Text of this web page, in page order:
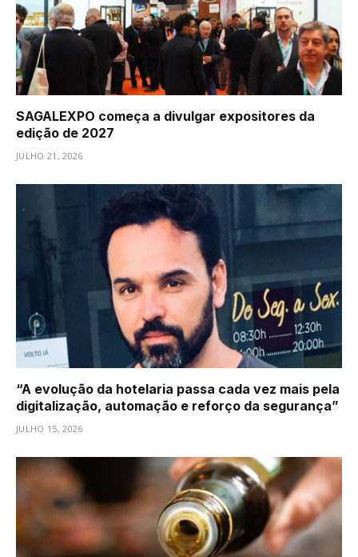
SAGALEXPO começa a divulgar expositores da
edição de 2027
JULHO 21, 2026
“A evolução da hotelaria passa cada vez mais pela
digitalização, automação e reforço da segurança”
JULHO 15, 2026